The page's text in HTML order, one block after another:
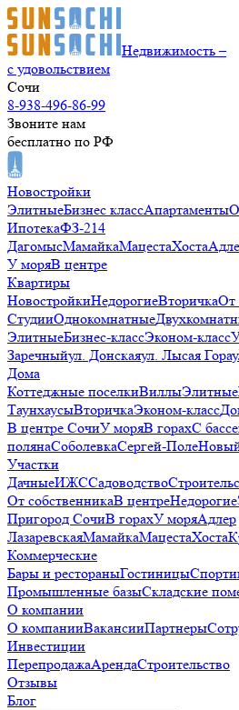
Недвижимость –
с удовольствием
Сочи
8-938-496-86-99
Звоните нам
бесплатно по РФ
Новостройки
ЭлитныеБизнес классАпартаменты
ИпотекаФЗ-214
ДагомысМамайкаМацестаХоста
У моряВ центре
Квартиры
НовостройкиНедорогиеВторичкаОт
СтудииОднокомнатные
ЭлитныеБизнес-классЭконом-класс
Заречныйул. Донскаяул. Лысая Гора
Дома
Коттеджные поселкиВиллыЭлитные
ТаунхаусыВторичкаЭконом-класс
В центре СочиУ моряВ горахС
полянаСоболевкаСергей-Поле
Участки
ДачныеИЖССадоводство
От собственникаВ центреНедорогие
Пригород СочиВ горахУ моряАдлер
ЛазаревскаяМамайкаМацестаХоста
Коммерческие
Бары и рестораныГостиницы
Промышленные базыСкладские
О компании
О компанииВакансииПартнеры
Инвестиции
ПерепродажаАрендаСтроительство
Отзывы
Блог